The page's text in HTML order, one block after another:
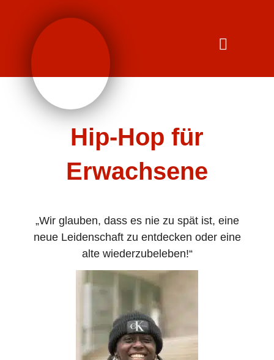
Hip-Hop für
Erwachsene
„Wir glauben, dass es nie zu spät ist, eine
neue Leidenschaft zu entdecken oder eine
alte wiederzubeleben!“